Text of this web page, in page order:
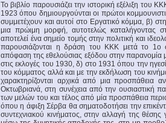
Το βιβλίο παρουσιάζει την ιστορική εξέλιξη του
1923 όπου δημιουργούνται οι πρώτοι
συμμετέχουν και αυτοί στο Εργατικό κόμμα, β)
μια πρώιμη μορφή, αυτοτελώς καταλήγοντας
αποτελεί ένα σημείο τομής στην πολιτική και
παρουσιάζονται η δράση του ΚΚΚ μετά το 1ο
απόφαση της εθελούσιας εξόδου στην παρανομία
στις εκλογές του 1930, δ) στο 1931 όπου την
του κόμματος αλλά και με την εκδήλωση του
χαρακτηρίζονται αρχικά από μια προσπάθεια
Οκτωβριανά, στη συνέχεια από την ουσιαστική
των μελών του και τέλος από μία προσπάθεια
όπου η άφιξη Σέρβα θα σηματοδοτήσει την
συντεχνιακού κινήματος, στην αλλαγή της